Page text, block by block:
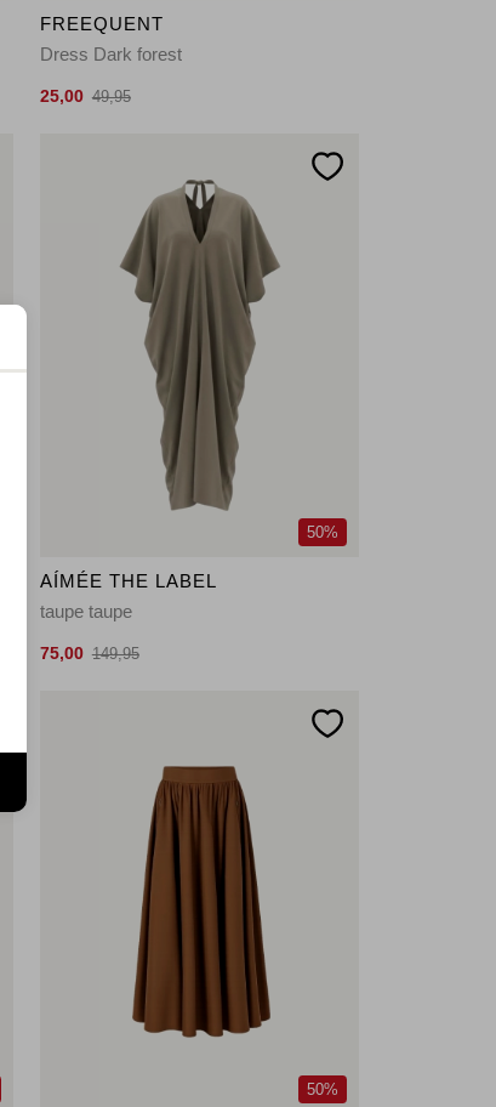
FREEQUENT
Dress Dark forest
25,00 49,95
50%
AÍMÉE THE LABEL
taupe taupe
75,00 149,95
50%